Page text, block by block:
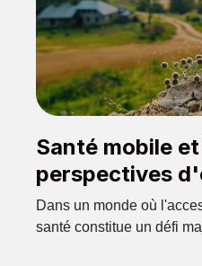
Santé mobile
perspectives
les régions
Dans un monde où
santé constitue un défi